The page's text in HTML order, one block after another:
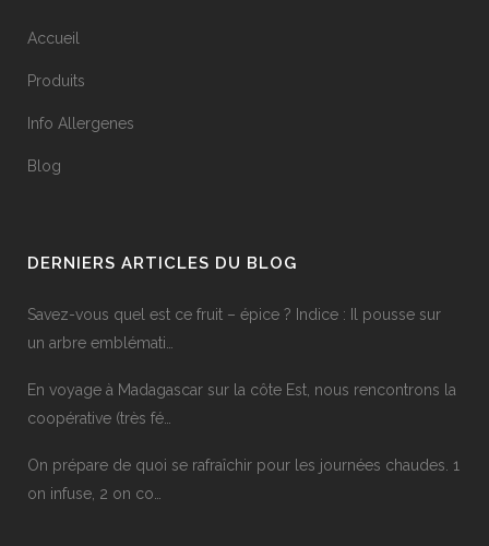
Accueil
Produits
Info Allergenes
Blog
DERNIERS ARTICLES DU BLOG
Savez-vous quel est ce fruit – épice ? Indice : Il pousse sur
un arbre emblémati…
En voyage à Madagascar sur la côte Est, nous rencontrons la
coopérative (très fé…
On prépare de quoi se rafraîchir pour les journées chaudes. 1
on infuse, 2 on co…